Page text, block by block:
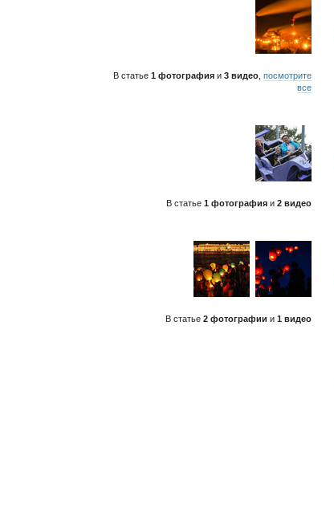
В статье 1 фотография и 3 видео посмотрите
все
В статье 1 фотография и 2 видео
В статье 2 фотографии и 1 видео